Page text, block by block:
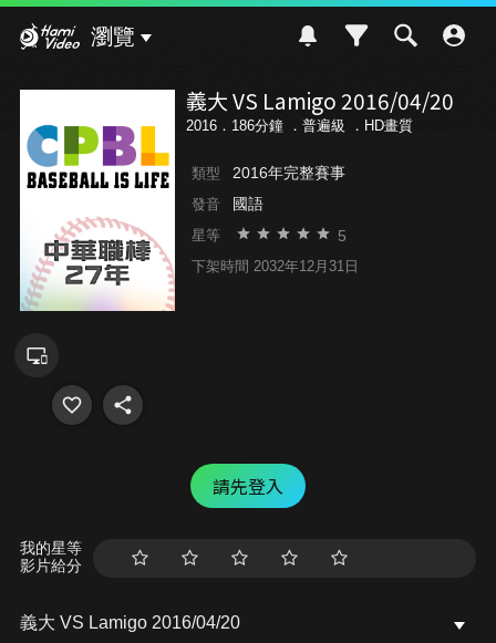
瀏覽
義大 VS Lamigo 2016/04/20
2016．186分鐘 ． 普遍級 ．HD畫質
類型 2016年完整賽事
發音 國語
星等 5
下架時間 2032年12月31日
請先登入
我的星等
影片給分
義大 VS Lamigo 2016/04/20